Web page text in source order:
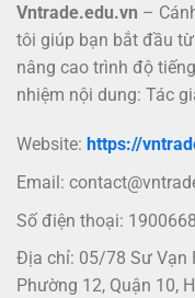
Vntrade.edu.vn –
tôi giúp bạn bắt đầu
nâng cao trình độ
nhiệm nội dung: Tác
Website: https://
Email:
Số điện thoại:
Địa chỉ: 05/78 Sư Vạn
Phường 12, Quận 10,